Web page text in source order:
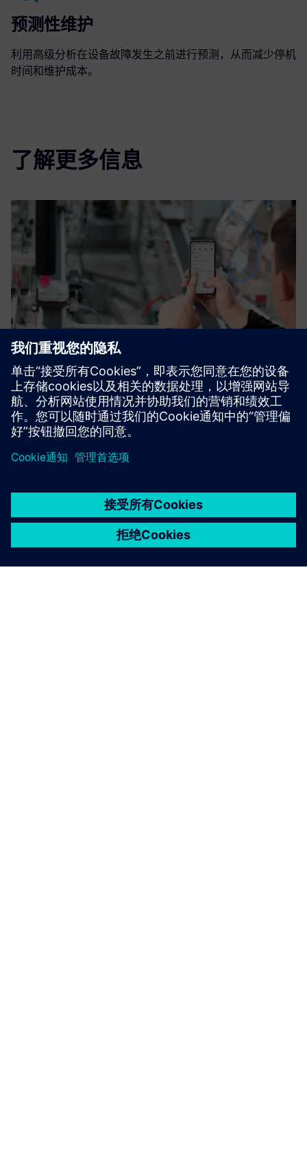
预测性维护
利用高级分析在设备故障发生之前进行预测，从而减少停机
时间和维护成本。
了解更多信息
采用以客户为中心的服务方法
使用适用于 Salesforce 的 Teamcenter SLM 探索以客户为中
心的服务方法。
探索 Teamcenter SLM for Salesforce
Salesforce AppExchange 上的
Teamcenter SLM
了解 Teamcenter SLM 如何将 PLM 和 CRM
连接起来，以简化服务报价、增加售后收入
了解服务